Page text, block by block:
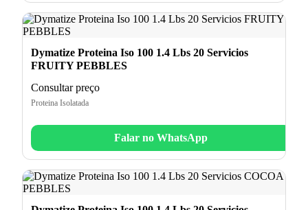
Dymatize Proteina Iso 100 1.4 Lbs 20 Servicios
FRUITY PEBBLES
Consultar preço
Proteina Isolatada
Falar no WhatsApp